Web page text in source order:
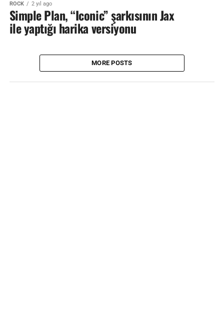
ROCK 2 yıl ago
Simple Plan, “Iconic” şarkısının Jax
ile yaptığı harika versiyonu
MORE POSTS